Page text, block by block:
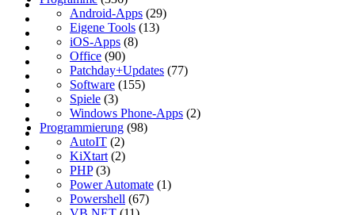
Android-Apps (29)
Eigene Tools (13)
iOS-Apps (8)
Office (90)
Patchday+Updates (77)
Software (155)
Spiele (3)
Windows Phone-Apps (2)
Programmierung (98)
AutoIT (2)
KiXtart (2)
PHP(3)
Power Automate (1)
Powershell (67)